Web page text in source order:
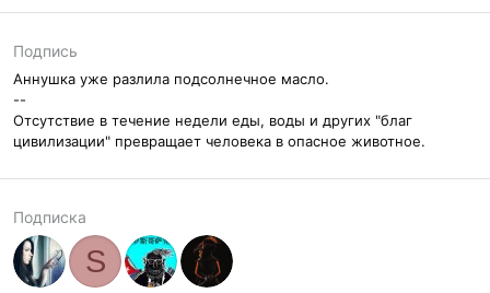
Подпись
Аннушка уже разлила подсолнечное масло.
--
Отсутствие в течение недели еды, воды и других "благ
цивилизации" превращает человека в опасное животное.
Подписка
S